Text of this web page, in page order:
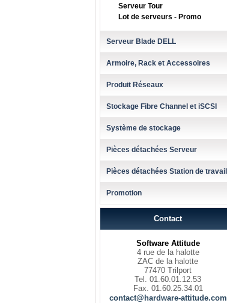
Serveur Tour
Lot de serveurs - Promo
Serveur Blade DELL
Armoire, Rack et Accessoires
Produit Réseaux
Stockage Fibre Channel et iSCSI
Système de stockage
Pièces détachées Serveur
Pièces détachées Station de travail
Promotion
Contact
Software Attitude
4 rue de la halotte
ZAC de la halotte
77470 Trilport
Tel. 01.60.01.12.53
Fax. 01.60.25.34.01
contact@hardware-attitude.com